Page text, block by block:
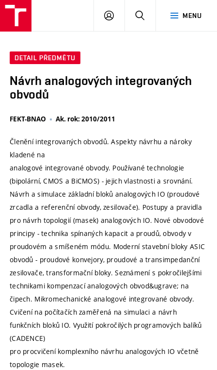
MENU
PŘIHLÁSIT
DETAIL PŘEDMĚTU
Návrh analogových integrovaných
obvodů
FEKT-BNAO Ak. rok: 2010/2011
Členění integrovaných obvodů. Aspekty návrhu a nároky
kladené na
analogové integrované obvody. Používané technologie
(bipolární, CMOS a BiCMOS) - jejich vlastnosti a srovnání.
Návrh a simulace základní bloků analogových IO (proudové
zrcadla a referenční obvody, zesilovače). Postupy a pravidla
pro návrh topologií (masek) analogových IO. Nové obvodové
principy - technika spínaných kapacit a proudů, obvody v
proudovém a smíšeném módu. Moderní stavební bloky ASIC
obvodů - proudové konvejory, proudové a transimpedanční
zesilovače, transformační bloky. Seznámení s pokročilejšími
technikami kompenzací analogových obvod&ugrave; na
čipech. Mikromechanické analogové integrované obvody.
Cvičení na počítačích zaměřená na simulaci a návrh
funkčních bloků IO. Využití pokročilých programových balíků
(CADENCE)
pro procvičení komplexního návrhu analogových IO včetně
topologie masek.